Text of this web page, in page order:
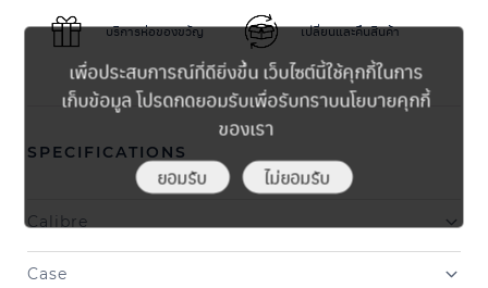
บริการห่อของขวัญ เปลี่ยนและคืนสินค้า
SPECIFICATIONS
Calibre
Case
เพื่อประสบการณ์ที่ดียิ่งขึ้น เว็บไซต์นี้ใช้คุกกี้ในการ
เก็บข้อมูล โปรดกดยอมรับเพื่อรับทราบนโยบายคุกกี้
ของเรา
ยอมรับ ไม่ยอมรับ